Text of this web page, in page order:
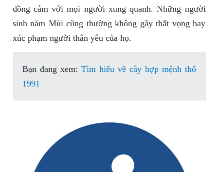
đồng cảm với mọi người xung quanh. Những người
sinh năm Mùi cũng thường không gây thất vọng hay
xúc phạm người thân yêu của họ.
Bạn đang xem: Tìm hiểu về cây hợp mệnh thổ
1991